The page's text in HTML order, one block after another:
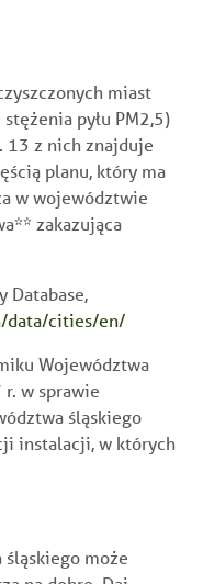
miast
pyłu PM2,5)
13 z nich znajduje
planu, który ma
w województwie
zakazująca
Database,
data/cities/en/
Województwa
w sprawie
śląskiego
instalacji, w których
może